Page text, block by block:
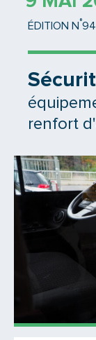
ÉDITION N °94
renfort